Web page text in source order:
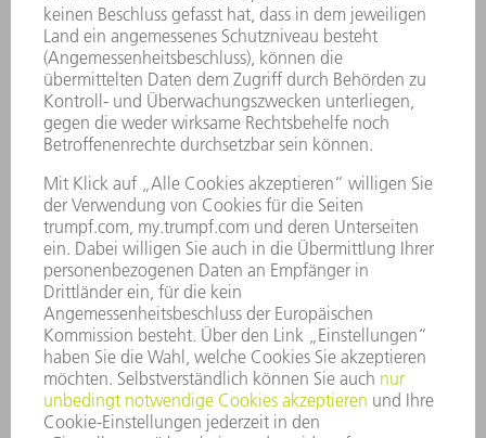
SERVICES
ANWENDUNGEN
BRANCHEN
UNTERNEHMEN
KARRIERE
STELLENANGEBOTE
UNTERNEHMENSPROFIL
GESCHÄFTSBERICHT
UNTERNEHMENSGRUNDSÄTZE
COMPLIANCE
HINWEISGEBERSYSTEM
SECURITY
PRESSEMITTEILUNGEN
MAGAZINE
LIEFERANTEN
NACHHALTIGKEIT
UMWELT & KLIMA
SOZIALES & GESELLSCHAFT
UNTERNEHMENSFÜHRUNG